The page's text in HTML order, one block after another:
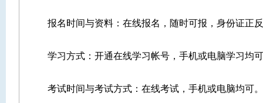
报名时间与资料：在线报名，随时可报，身份证正
学习方式：开通在线学习帐号，手机或电脑学习均
考试时间与考试方式：在线考试，手机或电脑均可